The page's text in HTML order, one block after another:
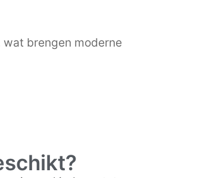
brengen moderne